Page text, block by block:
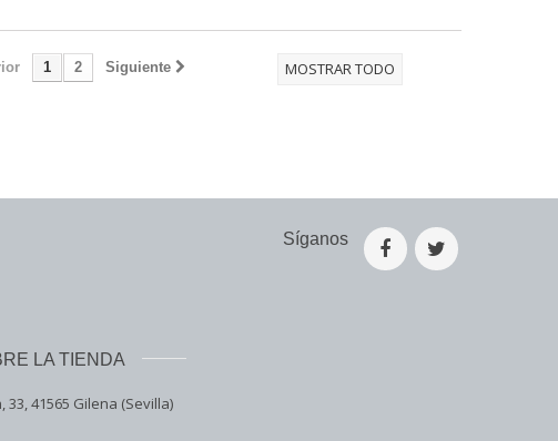
MOSTRAR TODO
1 2 Siguiente
Síganos
LA TIENDA
33, 41565 Gilena (Sevilla)